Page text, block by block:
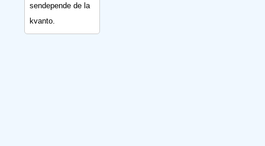
sendepende de la
kvanto.